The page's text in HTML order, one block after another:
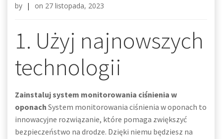
by | on 27 listopada, 2023
1. Użyj najnowszych
technologii
Zainstaluj system monitorowania ciśnienia w
oponach System monitorowania ciśnienia w oponach to
innowacyjne rozwiązanie, które pomaga zwiększyć
bezpieczeństwo na drodze. Dzięki niemu będziesz na